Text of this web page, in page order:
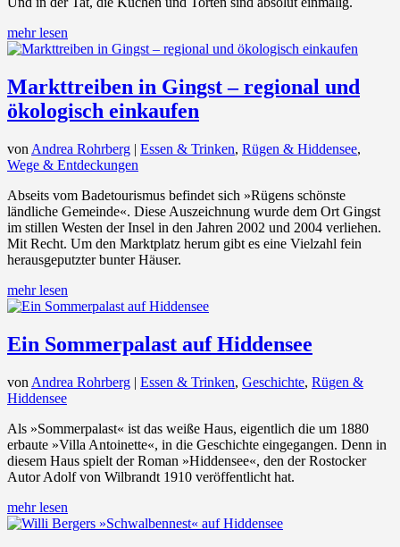
mehr lesen
Markttreiben in Gingst – regional und
ökologisch einkaufen
von Andrea Rohrberg | Essen & Trinken, Rügen & Hiddensee,
Wege & Entdeckungen
Abseits vom Badetourismus befindet sich »Rügens schönste
ländliche Gemeinde«. Diese Auszeichnung wurde dem Ort Gingst
im stillen Westen der Insel in den Jahren 2002 und 2004 verliehen.
Mit Recht. Um den Marktplatz herum gibt es eine Vielzahl fein
herausgeputzter bunter Häuser.
mehr lesen
Ein Sommerpalast auf Hiddensee
von Andrea Rohrberg | Essen & Trinken, Geschichte, Rügen &
Hiddensee
Als »Sommerpalast« ist das weiße Haus, eigentlich die um 1880
erbaute »Villa Antoinette«, in die Geschichte eingegangen. Denn in
diesem Haus spielt der Roman »Hiddensee«, den der Rostocker
Autor Adolf von Wilbrandt 1910 veröffentlicht hat.
mehr lesen